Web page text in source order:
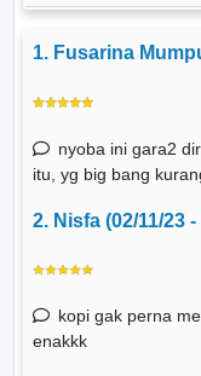
1. Fusarina
nyoba ini gara2
itu, yg big bang
2. Nisfa (02/11/23
kopi gak perna
enakkk